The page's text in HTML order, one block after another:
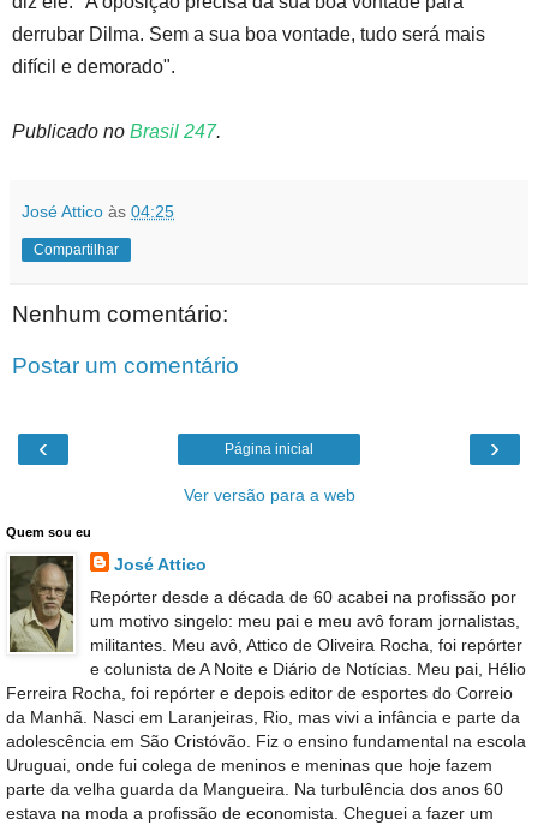
derrubar Dilma. Sem a sua boa vontade, tudo será mais
difícil e demorado".
Publicado no Brasil 247.
José Attico às 04:25
Compartilhar
Nenhum comentário:
Postar um comentário
‹ ›
Página inicial
Ver versão para a web
Quem sou eu
José Attico
Repórter desde a década de 60 acabei na profissão por
um motivo singelo: meu pai e meu avô foram jornalistas,
militantes. Meu avô, Attico de Oliveira Rocha, foi repórter
e colunista de A Noite e Diário de Notícias. Meu pai, Hélio
Ferreira Rocha, foi repórter e depois editor de esportes do Correio
da Manhã. Nasci em Laranjeiras, Rio, mas vivi a infância e parte da
adolescência em São Cristóvão. Fiz o ensino fundamental na escola
Uruguai, onde fui colega de meninos e meninas que hoje fazem
parte da velha guarda da Mangueira. Na turbulência dos anos 60
estava na moda a profissão de economista. Cheguei a fazer um